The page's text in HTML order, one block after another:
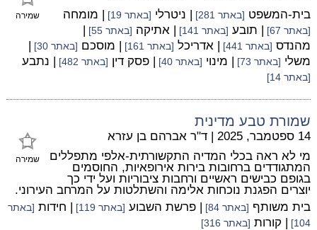
שמירה
בית-המשפט [באתר 281] | ניטרלי [באתר 19] | מומחה
[באתר 67] | תובע [באתר 141] | אתיקה [באתר 55]
|
מהנדס [באתר 441] | אדריכל [באתר 161] | מוסכם [באתר 30]
|
משלי [באתר 73] | מינוי [באתר 40] | פסק דין [באתר 482] | נתבע
[באתר 14]
שמורת טבע מדינית
שמירה
14 ספטמבר, 2025 | ד"ר אברהם בן עזרא
מי לא ראה בכלי המדיה התקשורתית-אלפי מתפללים
המתגודדים ברחובות בירות אירופאיות, החוסמים
בגופם כבישים ראשיים ורחבות ציבוריות ועל ידי כך
יוצרים הפגנת נוכחות אלימה והשתלטות על המרחב העירוני.
בית משותף [באתר 84] | פרשת השבוע [באתר 119] | חידות [באתר
104]
| קורות [באתר 316]